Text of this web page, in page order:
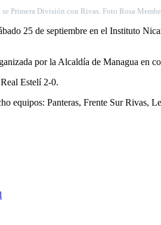
Primera División con Rivas. Foto Rosa
25 de septiembre en el Instituto
por la Alcaldía de Managua en
Estelí 2-0.
Panteras, Frente Sur Rivas,